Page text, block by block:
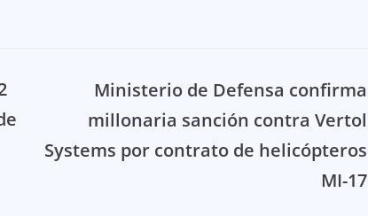
Ministerio de Defensa confirma
millonaria sanción contra Vertol
Systems por contrato de helicópteros
MI-17